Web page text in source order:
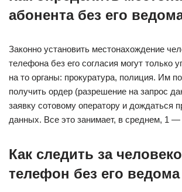
абонента без его
Законно установить местонахождение
телефона без его согласия могут только
на то органы: прокуратура, полиция. Им
получить ордер (разрешение на запрос
заявку сотовому оператору и дождаться
данных. Все это занимает, в среднем, 1 —
Как следить за
телефон без его ведома